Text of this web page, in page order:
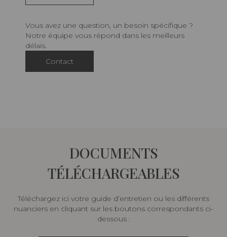
Vous avez une question, un besoin spécifique ?
Notre équipe vous répond dans les meilleurs
délais.
Contact
DOCUMENTS
TÉLÉCHARGEABLES
Téléchargez ici votre guide d’entretien ou les différents
nuanciers en cliquant sur les boutons correspondants ci-
dessous :